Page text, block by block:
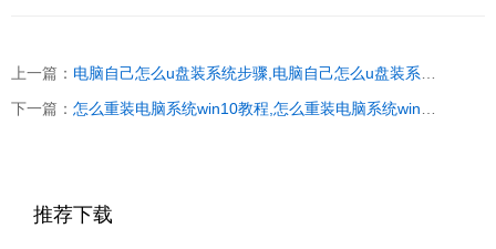
上一篇： 电脑自己怎么u盘装系统步骤,电脑自己怎么u盘装系统方法
下一篇： 怎么重装电脑系统win10教程,怎么重装电脑系统win10
推荐下载